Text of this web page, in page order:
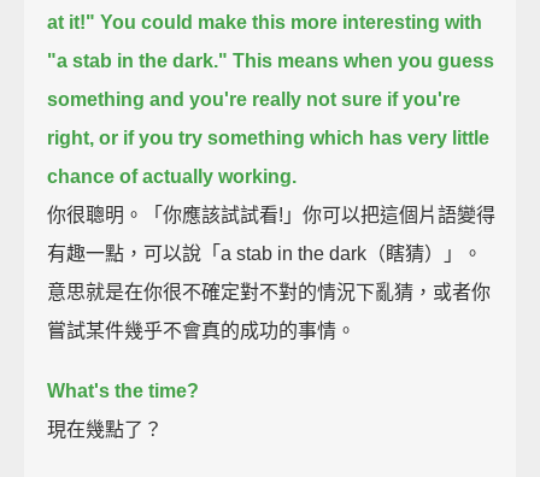
at it!" You could make this more interesting with
"a stab in the dark." This means when you guess
something and you're really not sure if you're
right, or if you try something which has very little
chance of actually working.
你很聰明。「你應該試試看!」你可以把這個片語變得
有趣一點，可以說「a stab in the dark（瞎猜）」。
意思就是在你很不確定對不對的情況下亂猜，或者你
嘗試某件幾乎不會真的成功的事情。
What's the time?
現在幾點了？